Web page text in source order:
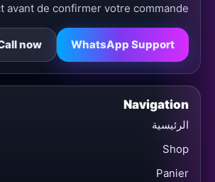
avant de confirmer votre commande.
WhatsApp Support
now
Navigation
الرئيسية
Shop
Panier